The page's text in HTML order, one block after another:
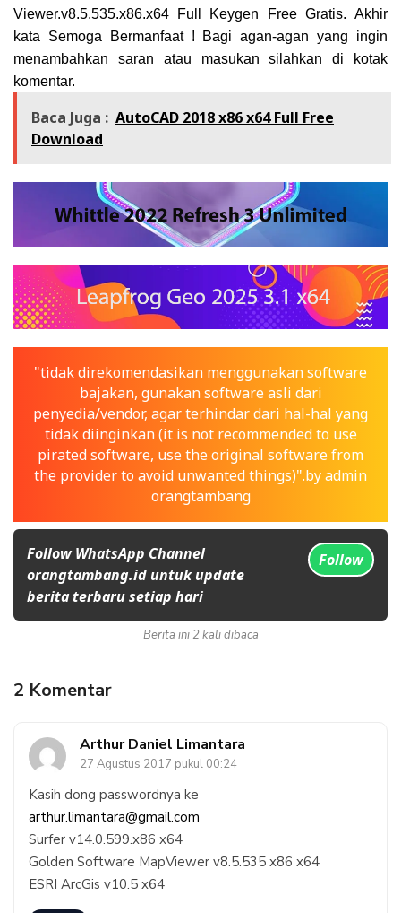
Viewer.v8.5.535.x86.x64 Full Keygen Free Gratis. Akhir
kata Semoga Bermanfaat ! Bagi agan-agan yang ingin
menambahkan saran atau masukan silahkan di kotak
komentar.
Baca Juga : AutoCAD 2018 x86 x64 Full Free
Download
"tidak direkomendasikan menggunakan software
bajakan, gunakan software asli dari
penyedia/vendor, agar terhindar dari hal-hal yang
tidak diinginkan (it is not recommended to use
pirated software, use the original software from
the provider to avoid unwanted things)".by admin
orangtambang
Follow WhatsApp Channel
orangtambang.id untuk update
berita terbaru setiap hari
Follow
Berita ini 2 kali dibaca
2 Komentar
Arthur Daniel Limantara
27 Agustus 2017 pukul 00:24
Kasih dong passwordnya ke
arthur.limantara@gmail.com
Surfer v14.0.599.x86 x64
Golden Software MapViewer v8.5.535 x86 x64
ESRI ArcGis v10.5 x64